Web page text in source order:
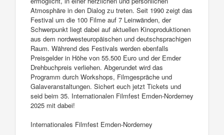
Atmosphäre in den Dialog zu treten. Seit 1990 zeigt das
Festival um die 100 Filme auf 7 Leinwänden, der
Schwerpunkt liegt dabei auf aktuellen Kinoproduktionen
aus dem nordwesteuropäischen und deutschsprachigen
Raum. Während des Festivals werden ebenfalls
Preisgelder in Höhe von 55.500 Euro und der Emder
Drehbuchpreis verliehen. Abgerundet wird das
Programm durch Workshops, Filmgespräche und
Galaveranstaltungen. Sichert euch jetzt Tickets und
seid beim 35. Internationalen Filmfest Emden-Norderney
2025 mit dabei!
Internationales Filmfest Emden-Norderney